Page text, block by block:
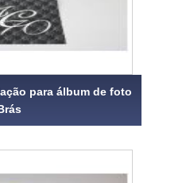
para álbum de foto